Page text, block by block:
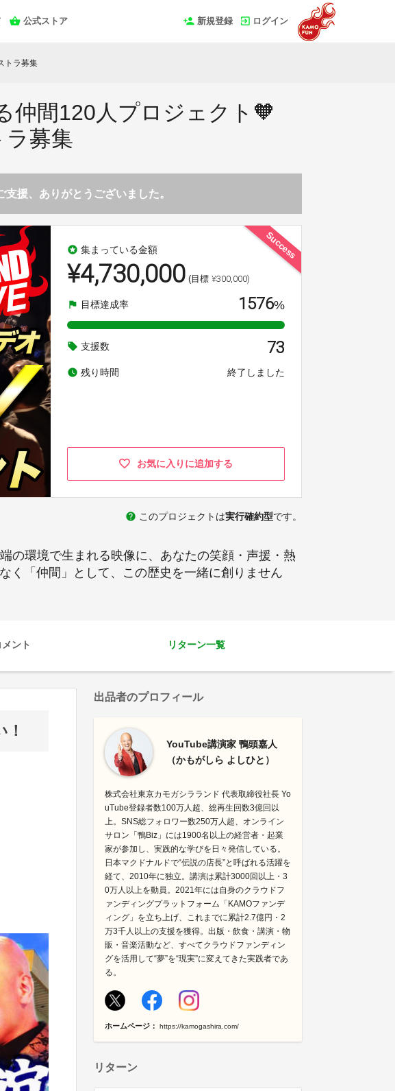
公式ストア 新規登録 ログイン
トラ募集
仲間120人プロジェクト🧡
ラ募集
援、ありがとうございました。
Success
stars 集まっている金額
¥4,730,000 (目標 ¥300,000)
flag 目標達成率 1576%
local_offer 支援数 73
watch_later 残り時間 終了しました
お気に入りに追加する
help このプロジェクトは実行確約型です。
の環境で生まれる映像に、あなたの笑顔・声援・熱
く「仲間」として、この歴史を一緒に創りません
メント リターン一覧
出品者のプロフィール
YouTube講演家 鴨頭嘉人
（かもがしら よしひと）
株式会社東京カモガシラランド 代表取締役社長 Yo
uTube登録者数100万人超、総再生回数3億回以
上。SNS総フォロワー数250万人超、オンライン
サロン「鴨Biz」には1900名以上の経営者・起業
家が参加し、実践的な学びを日々発信している。
日本マクドナルドで“伝説の店長”と呼ばれる活躍を
経て、2010年に独立。講演は累計3000回以上・3
0万人以上を動員。2021年には自身のクラウドフ
ァンディングプラットフォーム「KAMOファンデ
ィング」を立ち上げ、これまでに累計2.7億円・2
万3千人以上の支援を獲得。出版・飲食・講演・物
販・音楽活動など、すべてクラウドファンディン
グを活用して“夢”を“現実”に変えてきた実践者であ
る。
ホームページ： https://kamogashira.com/
リターン